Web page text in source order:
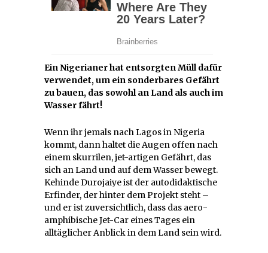
Ein Nigerianer hat entsorgten Müll dafür
verwendet, um ein sonderbares Gefährt
zu bauen, das sowohl an Land als auch im
Wasser fährt!
Wenn ihr jemals nach Lagos in Nigeria
kommt, dann haltet die Augen offen nach
einem skurrilen, jet-artigen Gefährt, das
sich an Land und auf dem Wasser bewegt.
Kehinde Durojaiye ist der autodidaktische
Erfinder, der hinter dem Projekt steht –
und er ist zuversichtlich, dass das aero-
amphibische Jet-Car eines Tages ein
alltäglicher Anblick in dem Land sein wird.